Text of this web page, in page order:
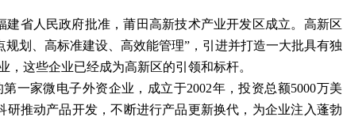
建省人民政府批准，莆田高新技术产业开发区成立。高新区
划、高标准建设、高效能管理”，引进并打造一大批具有独
这些企业已经成为高新区的引领和标杆。
一家微电子外资企业，成立于2002年，投资总额5000万美
推动产品开发，不断进行产品更新换代，为企业注入蓬勃